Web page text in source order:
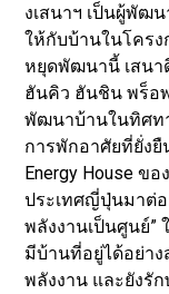
งเสนาฯ เป็นผู้พัฒ
ให้กับบ้านในโคร
หยุดพัฒนานี้ เสนา
ฮันคิว ฮันชิน พร็อ
พัฒนาบ้านในทิศท
การพักอาศัยที่ยั่ง
Energy House ข
ประเทศญี่ปุ่นมาต่
พลังงานเป็นศูนย์”
มีบ้านที่อยู่ได้อย่าง
พลังงาน และยังรั